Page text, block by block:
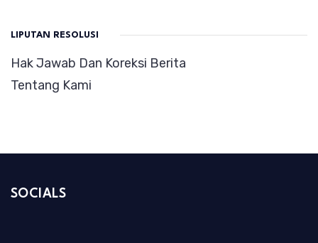
LIPUTAN RESOLUSI
Hak Jawab Dan Koreksi Berita
Tentang Kami
SOCIALS